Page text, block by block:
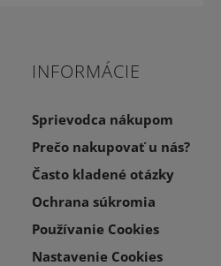
INFORMÁCIE
Sprievodca nákupom
Prečo nakupovať u nás?
Často kladené otázky
Ochrana súkromia
Používanie Cookies
Nastavenie Cookies